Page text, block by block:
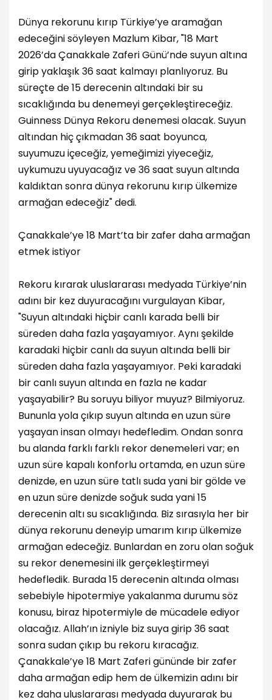
Dünya rekorunu kırıp Türkiye’ye aramağan
edeceğini söyleyen Mazlum Kibar, "18 Mart
2026’da Çanakkale Zaferi Günü’nde suyun altına
girip yaklaşık 36 saat kalmayı planlıyoruz. Bu
süreçte de 15 derecenin altındaki bir su
sıcaklığında bu denemeyi gerçekleştireceğiz.
Guinness Dünya Rekoru denemesi olacak. Suyun
altından hiç çıkmadan 36 saat boyunca,
suyumuzu içeceğiz, yemeğimizi yiyeceğiz,
uykumuzu uyuyacağız ve 36 saat suyun altında
kaldıktan sonra dünya rekorunu kırıp ülkemize
armağan edeceğiz" dedi.
Çanakkale’ye 18 Mart’ta bir zafer daha armağan
etmek istiyor
Rekoru kırarak uluslararası medyada Türkiye’nin
adını bir kez duyuracağını vurgulayan Kibar,
"Suyun altındaki hiçbir canlı karada belli bir
süreden daha fazla yaşayamıyor. Aynı şekilde
karadaki hiçbir canlı da suyun altında belli bir
süreden daha fazla yaşayamıyor. Peki karadaki
bir canlı suyun altında en fazla ne kadar
yaşayabilir? Bu soruyu biliyor muyuz? Bilmiyoruz.
Bununla yola çıkıp suyun altında en uzun süre
yaşayan insan olmayı hedefledim. Ondan sonra
bu alanda farklı farklı rekor denemeleri var; en
uzun süre kapalı konforlu ortamda, en uzun süre
denizde, en uzun süre tatlı suda yani bir gölde ve
en uzun süre denizde soğuk suda yani 15
derecenin altı su sıcaklığında. Biz sırasıyla her bir
dünya rekorunu deneyip umarım kırıp ülkemize
armağan edeceğiz. Bunlardan en zoru olan soğuk
su rekor denemesini ilk gerçekleştirmeyi
hedefledik. Burada 15 derecenin altında olması
sebebiyle hipotermiye yakalanma durumu söz
konusu, biraz hipotermiyle de mücadele ediyor
olacağız. Allah’ın izniyle biz suya girip 36 saat
sonra sudan çıkıp bu rekoru kıracağız.
Çanakkale’ye 18 Mart Zaferi gününde bir zafer
daha armağan edip hem de ülkemizin adını bir
kez daha uluslararası medyada duyurarak bu